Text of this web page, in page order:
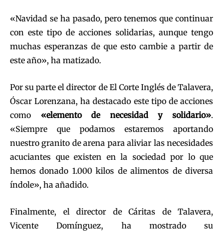
«Navidad se ha pasado, pero tenemos que continuar
con este tipo de acciones solidarias, aunque tengo
muchas esperanzas de que esto cambie a partir de
este año», ha matizado.
Por su parte el director de El Corte Inglés de Talavera,
Óscar Lorenzana, ha destacado este tipo de acciones
como «elemento de necesidad y solidario».
«Siempre que podamos estaremos aportando
nuestro granito de arena para aliviar las necesidades
acuciantes que existen en la sociedad por lo que
hemos donado 1.000 kilos de alimentos de diversa
índole», ha añadido.
Finalmente, el director de Cáritas de Talavera,
Vicente Domínguez, ha mostrado su